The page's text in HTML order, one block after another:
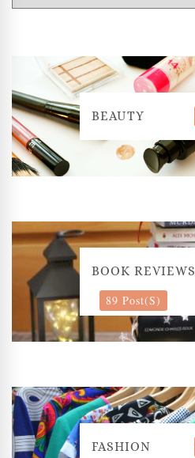
BEAUTY
BOOK REVIEWS
89 Post(s)
FASHION